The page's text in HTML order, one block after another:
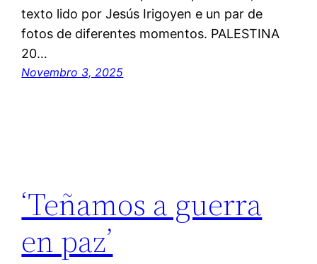
texto lido por Jesús Irigoyen e un par de
fotos de diferentes momentos. PALESTINA
20…
Novembro 3, 2025
‘Teñamos a guerra
en paz’